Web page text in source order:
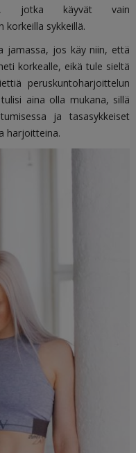
jotka käyvät vain
korkeilla sykkeillä.
jamassa, jos käy niin, että
korkealle, eikä tule sieltä
peruskuntoharjoittelun
aina olla mukana, sillä
ja tasasykkeiset
harjoitteina.